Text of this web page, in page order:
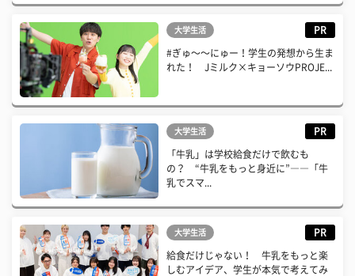
大学生活 PR
#ぎゅ〜〜にゅー！学生の発想から生ま
れた！ Jミルク×キョーソウPROJE...
大学生活 PR
「牛乳」は学校給食だけで飲むも
の？ “牛乳をもっと身近に”――「牛
乳でスマ...
大学生活 PR
給食だけじゃない！ 牛乳をもっと楽
しむアイデア、学生が本気で考えてみ